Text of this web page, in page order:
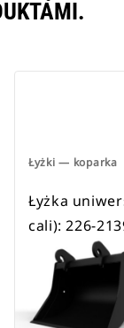
Łyżki — koparka
Łyżka
cali): 226-